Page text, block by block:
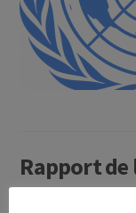
Rapport de
des Droits